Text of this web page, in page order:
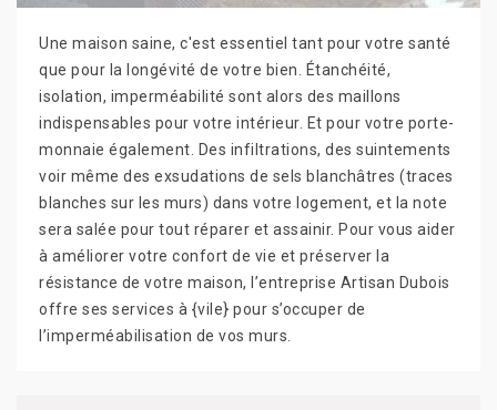
Une maison saine, c'est essentiel tant pour votre santé
que pour la longévité de votre bien. Étanchéité,
isolation, imperméabilité sont alors des maillons
indispensables pour votre intérieur. Et pour votre porte-
monnaie également. Des infiltrations, des suintements
voir même des exsudations de sels blanchâtres (traces
blanches sur les murs) dans votre logement, et la note
sera salée pour tout réparer et assainir. Pour vous aider
à améliorer votre confort de vie et préserver la
résistance de votre maison, l’entreprise Artisan Dubois
offre ses services à {vile} pour s’occuper de
l’imperméabilisation de vos murs.